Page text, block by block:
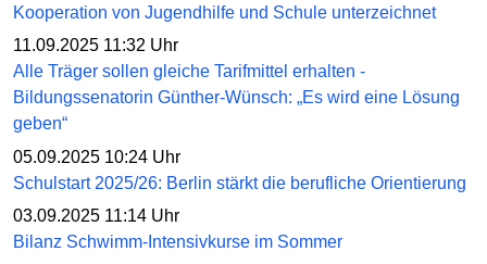
Kooperation von Jugendhilfe und Schule unterzeichnet
11.09.2025 11:32 Uhr
Alle Träger sollen gleiche Tarifmittel erhalten -
Bildungssenatorin Günther-Wünsch: „Es wird eine Lösung
geben“
05.09.2025 10:24 Uhr
Schulstart 2025/26: Berlin stärkt die berufliche Orientierung
03.09.2025 11:14 Uhr
Bilanz Schwimm-Intensivkurse im Sommer